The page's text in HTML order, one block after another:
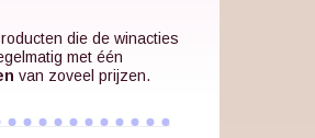
die de winacties
met één
van zoveel prijzen.